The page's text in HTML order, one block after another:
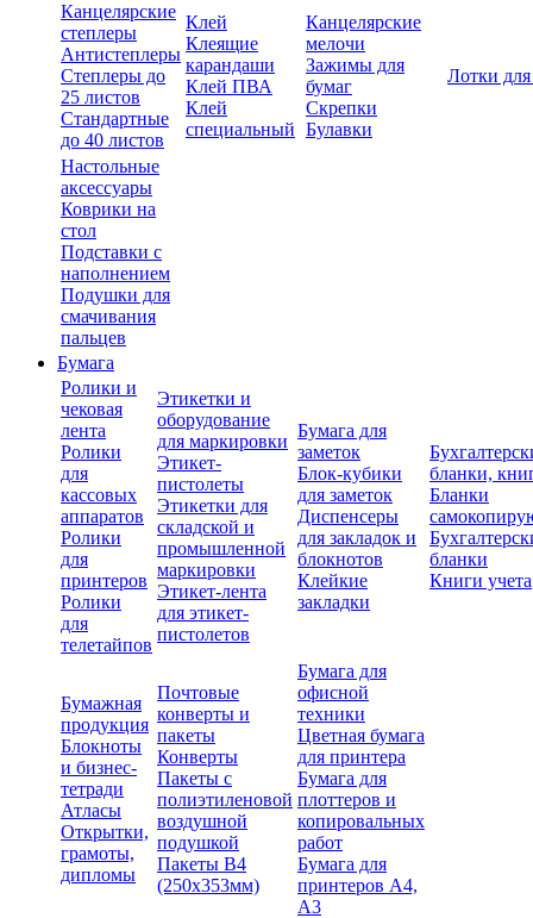
Канцелярские
степлеры
Антистеплеры
Степлеры до
25 листов
Стандартные
до 40 листов
Клей
Клеящие
карандаши
Клей ПВА
Клей
специальный
Канцелярские
мелочи
Зажимы для
бумаг
Скрепки
Булавки
Лотки
Настольные
аксессуары
Коврики на
стол
Подставки с
наполнением
Подушки для
смачивания
пальцев
Бумага
Ролики и
чековая
лента
Ролики
для
кассовых
аппаратов
Ролики
для
принтеров
Ролики
для
телетайпов
Этикетки и
оборудование
для маркировки
Этикет-
пистолеты
Этикетки для
складской и
промышленной
маркировки
Этикет-лента
для этикет-
пистолетов
Бумага для
заметок
Блок-кубики
для заметок
Диспенсеры
для закладок и
блокнотов
Клейкие
закладки
бланки,
Бланки
бланки
Книги учета
Бумажная
продукция
Блокноты
и бизнес-
тетради
Атласы
Открытки,
грамоты,
дипломы
Почтовые
конверты и
пакеты
Конверты
Пакеты с
полиэтиленовой
воздушной
подушкой
Пакеты В4
(250х353мм)
Бумага для
офисной
техники
Цветная бумага
для принтера
Бумага для
плоттеров и
копировальных
работ
Бумага для
принтеров А4,
А3